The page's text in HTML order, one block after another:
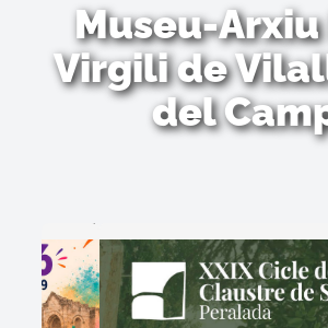
Museu-Arxiu
Virgili de
del